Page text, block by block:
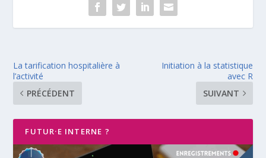
La tarification hospitalière à
l’activité
PRÉCÉDENT
Initiation à la statistique
avec R
SUIVANT
FUTUR·E INTERNE ?